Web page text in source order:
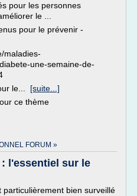
pour les personnes
le ...
pour le prévenir -
maladies-
une-semaine-de-
le... [suite...]
ce thème
FORUM »
l'essentiel sur le
bien surveillé